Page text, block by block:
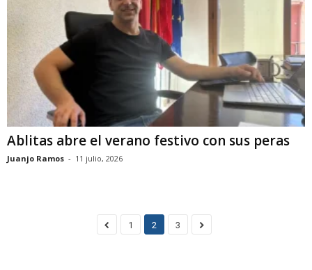
Ablitas abre el verano festivo con sus peras
Juanjo Ramos - 11 julio, 2026
1 2 3